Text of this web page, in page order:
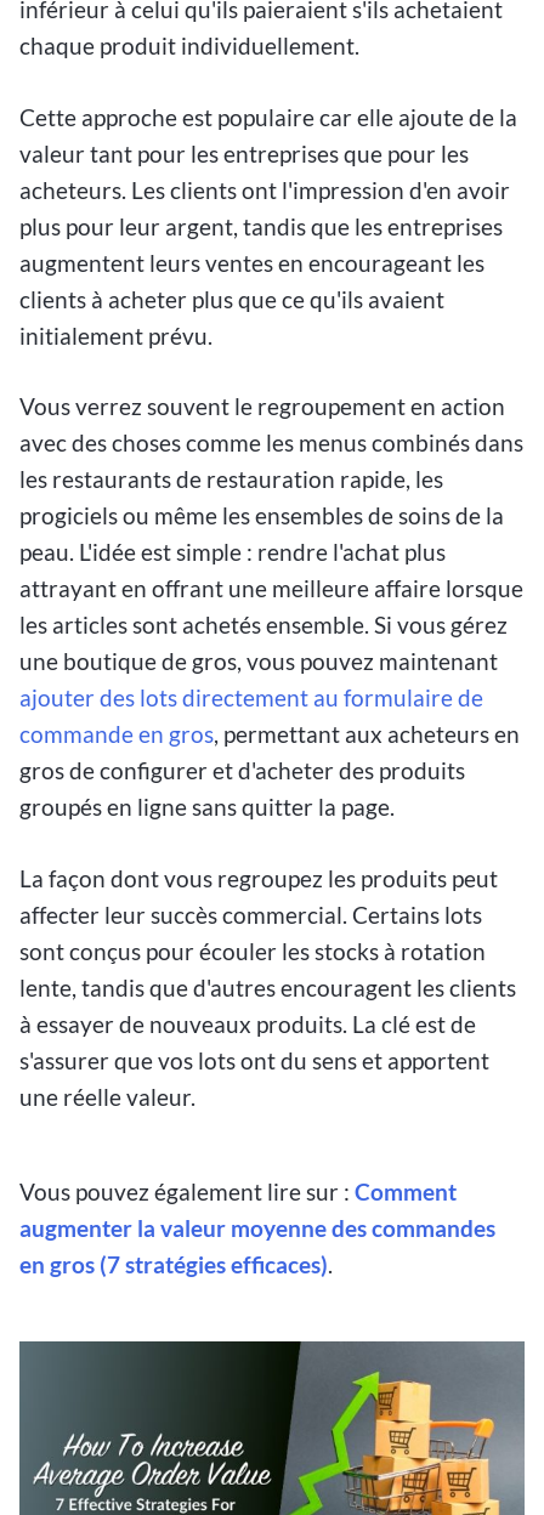
inférieur à celui qu'ils paieraient s'ils achetaient
chaque produit individuellement.
Cette approche est populaire car elle ajoute de la
valeur tant pour les entreprises que pour les
acheteurs. Les clients ont l'impression d'en avoir
plus pour leur argent, tandis que les entreprises
augmentent leurs ventes en encourageant les
clients à acheter plus que ce qu'ils avaient
initialement prévu.
Vous verrez souvent le regroupement en action
avec des choses comme les menus combinés dans
les restaurants de restauration rapide, les
progiciels ou même les ensembles de soins de la
peau. L'idée est simple : rendre l'achat plus
attrayant en offrant une meilleure affaire lorsque
les articles sont achetés ensemble. Si vous gérez
une boutique de gros, vous pouvez maintenant
ajouter des lots directement au formulaire de
commande en gros, permettant aux acheteurs en
gros de configurer et d'acheter des produits
groupés en ligne sans quitter la page.
La façon dont vous regroupez les produits peut
affecter leur succès commercial. Certains lots
sont conçus pour écouler les stocks à rotation
lente, tandis que d'autres encouragent les clients
à essayer de nouveaux produits. La clé est de
s'assurer que vos lots ont du sens et apportent
une réelle valeur.
Vous pouvez également lire sur : Comment
augmenter la valeur moyenne des commandes
en gros (7 stratégies efficaces).